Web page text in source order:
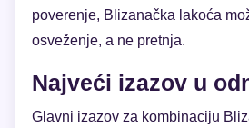
poverenje, Blizanačka lakoća
osveženje, a ne pretnja.
Najveći izazov u
Glavni izazov za kombinaciju